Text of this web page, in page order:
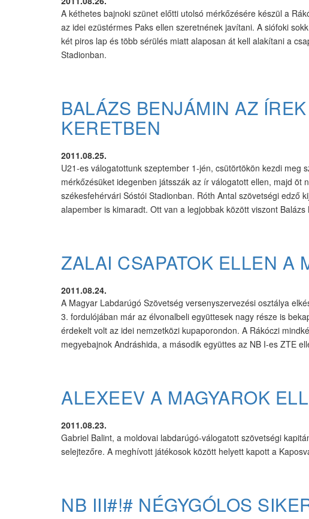
A kéthetes bajnoki szünet előtti utolsó mérkőzésére készül a
az idei ezüstérmes Paks ellen szeretnének javítani. A siófoki
két piros lap és több sérülés miatt alaposan át kell alakítani a
Stadionban.
BALÁZS BENJÁMIN AZ
KERETBEN
2011.08.25.
U21-es válogatottunk szeptember 1-jén, csütörtökön kezdi meg
mérkőzésüket idegenben játsszák az ír válogatott ellen, majd
székesfehérvári Sóstói Stadionban. Róth Antal szövetségi edző
alapember is kimaradt. Ott van a legjobbak között viszont
ZALAI CSAPATOK ELLEN A
2011.08.24.
A Magyar Labdarúgó Szövetség versenyszervezési osztálya
3. fordulójában már az élvonalbeli együttesek nagy része is
érdekelt volt az idei nemzetközi kupaporondon. A Rákóczi
megyebajnok Andráshida, a második együttes az NB I-es ZTE
ALEXEEV A MAGYAROK
2011.08.23.
Gabriel Balint, a moldovai labdarúgó-válogatott szövetségi
selejtezőre. A meghívott játékosok között helyett kapott a
NB III#!# NÉGYGÓLOS